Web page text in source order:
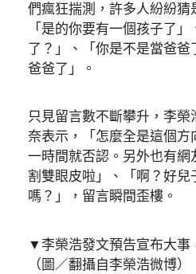
們瘋狂揣測，許多人紛紛猜
「是的你要有一個孩子了
了？」、「你是不是當爸爸
爸爸了」。
只見留言數不斷攀升，李
奈表示，「怎麼全是這個方
一時間就否認。另外也有網
割雙眼皮啦」、「啊？好兒
嗎？」，留言瞬間歪樓。
▼李榮浩發文預告宣布大事
（圖／翻攝自李榮浩微博）